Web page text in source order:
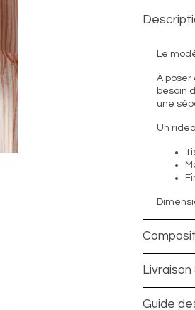
Le
À poser
besoin
une
Un
Guide